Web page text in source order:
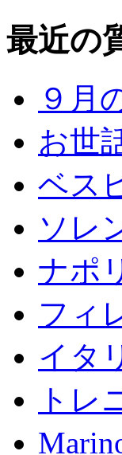
最近の
９月
お世
ベス
ソレ
ナポ
フィ
イタ
トレ